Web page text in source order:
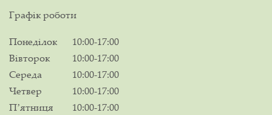
Графік роботи
Понеділок
10:00-17:00
Вівторок
10:00-17:00
Середа
10:00-17:00
Четвер
10:00-17:00
Пʼятниця
10:00-17:00